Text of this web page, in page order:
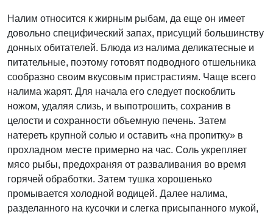
Налим относится к жирным рыбам, да еще он имеет
довольно специфический запах, присущий большинству
донных обитателей. Блюда из налима деликатесные и
питательные, поэтому готовят подводного отшельника
сообразно своим вкусовым пристрастиям. Чаще всего
налима жарят. Для начала его следует поскоблить
ножом, удаляя слизь, и выпотрошить, сохранив в
целости и сохранности объемную печень. Затем
натереть крупной солью и оставить «на пропитку» в
прохладном месте примерно на час. Соль укрепляет
мясо рыбы, предохраняя от разваливания во время
горячей обработки. Затем тушка хорошенько
промывается холодной водицей. Далее налима,
разделанного на кусочки и слегка присыпанного мукой,